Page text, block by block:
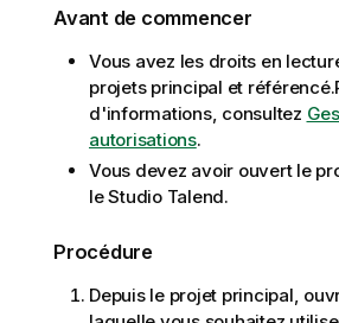
Avant de commencer
Vous avez les droits en
projets principal et référencé.
d'informations, consultez
autorisations.
Vous devez avoir ouvert le
leStudio Talend.
Procédure
Depuis le projet principal,